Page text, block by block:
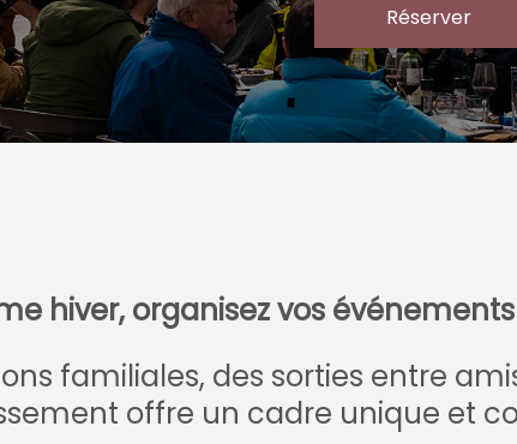
Réserver
hiver, organisez vos
familiales, des sorties entre
offre un cadre unique et